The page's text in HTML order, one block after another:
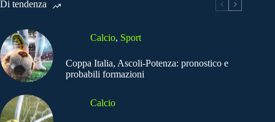
Di tendenza
Calcio, Sport
Coppa Italia, Ascoli-Potenza: pronostico e
probabili formazioni
Calcio